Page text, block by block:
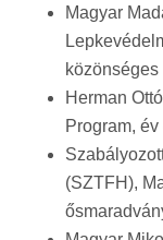
Magyar
Herman
Program,
(SZTFH),